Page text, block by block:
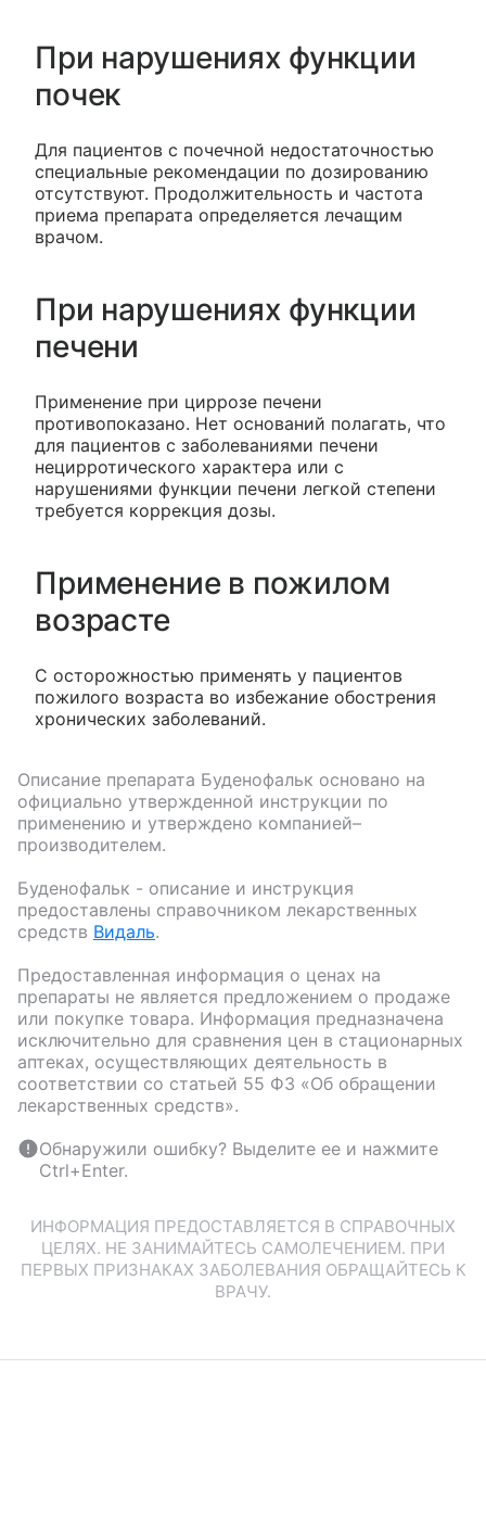
При нарушениях функции
почек
Для пациентов с почечной недостаточностью
специальные рекомендации по дозированию
отсутствуют. Продолжительность и частота
приема препарата определяется лечащим
врачом.
При нарушениях функции
печени
Применение при циррозе печени
противопоказано. Нет оснований полагать, что
для пациентов с заболеваниями печени
нецирротического характера или с
нарушениями функции печени легкой степени
требуется коррекция дозы.
Применение в пожилом
возрасте
С осторожностью применять у пациентов
пожилого возраста во избежание обострения
хронических заболеваний.
Описание препарата Буденофальк основано на
официально утвержденной инструкции по
применению и утверждено компанией–
производителем.
Буденофальк - описание и инструкция
предоставлены справочником лекарственных
средств Видаль.
Предоставленная информация о ценах на
препараты не является предложением о продаже
или покупке товара. Информация предназначена
исключительно для сравнения цен в стационарных
аптеках, осуществляющих деятельность в
соответствии со статьей 55 ФЗ «Об обращении
лекарственных средств».
Обнаружили ошибку? Выделите ее и нажмите
Ctrl+Enter.
ИНФОРМАЦИЯ ПРЕДОСТАВЛЯЕТСЯ В СПРАВОЧНЫХ
ЦЕЛЯХ. НЕ ЗАНИМАЙТЕСЬ САМОЛЕЧЕНИЕМ. ПРИ
ПЕРВЫХ ПРИЗНАКАХ ЗАБОЛЕВАНИЯ ОБРАЩАЙТЕСЬ К
ВРАЧУ.